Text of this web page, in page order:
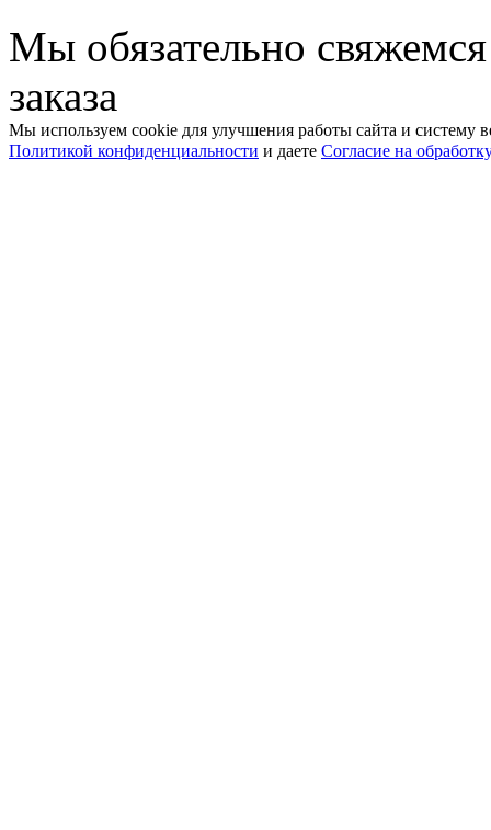
Мы обязательно
заказа
Мы используем cookie для улучшения работы сайта и систему
Политикой конфиденциальности и даете Согласие на